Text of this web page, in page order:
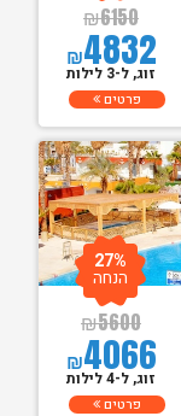
₪6150
₪4832
זוג, ל-3 לילות
פרטים
₪5600
₪4066
27%
הנחה
זוג, ל-4 לילות
פרטים